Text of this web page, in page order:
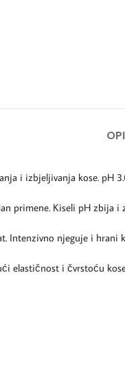
i izbjeljivanja kose. pH
primene. Kiseli pH
Intenzivno njeguje i hrani
elastičnost i čvrstoću